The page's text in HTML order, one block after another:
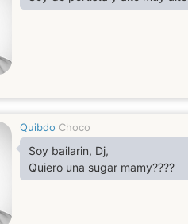
Quibdo Choco
Soy bailarin, Dj,
Quiero una sugar mamy????